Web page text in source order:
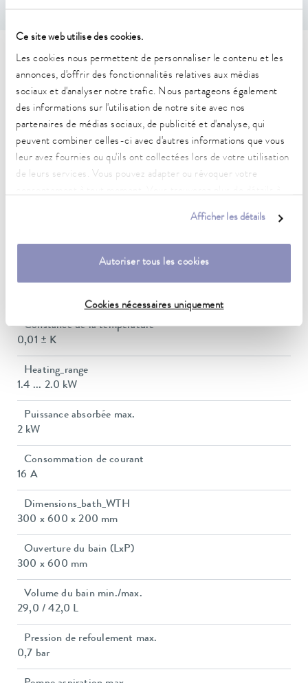
Ce site web utilise des cookies.
Les cookies nous permettent de personnaliser le contenu et les
annonces, d'offrir des fonctionnalités relatives aux médias
sociaux et d'analyser notre trafic. Nous partageons également
des informations sur l'utilisation de notre site avec nos
partenaires de médias sociaux, de publicité et d'analyse, qui
peuvent combiner celles-ci avec d'autres informations que vous
leur avez fournies ou qu'ils ont collectées lors de votre utilisation
de leurs services. Vous pouvez adapter ou révoquer votre
Afficher les détails
Autoriser tous les cookies
Cookies nécessaires uniquement
Caractéristiques techniques
(selon DIN 12876)
Plage de température de fonctionnement
65 ... 300 °C
Plage de température de fonctionnement avec
Plage de température ambiante
Constance de la température
0,01 ± K
Heating_range
1.4 ... 2.0 kW
Puissance absorbée max.
2 kW
Consommation de courant
16 A
Dimensions_bath_WTH
300 x 600 x 200 mm
Ouverture du bain (LxP)
300 x 600 mm
Volume du bain min./max.
29,0 / 42,0 L
Pression de refoulement max.
0,7 bar